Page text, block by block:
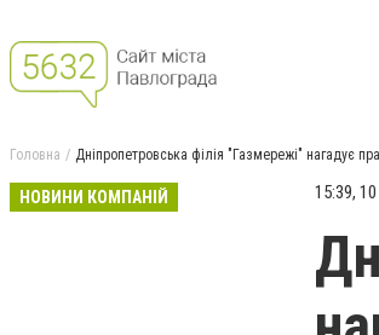
Головна Дніпропетровська філія "Газмережі" нагадує
НОВИНИ КОМПАНІЙ 15:39,